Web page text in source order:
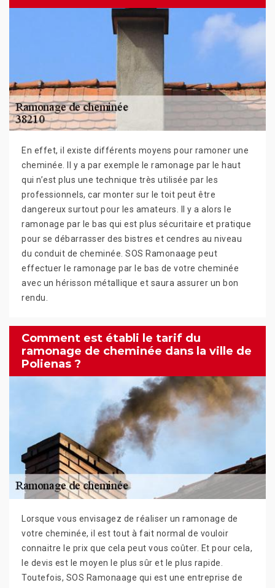
En effet, il existe différents moyens pour ramoner une
cheminée. Il y a par exemple le ramonage par le haut
qui n’est plus une technique très utilisée par les
professionnels, car monter sur le toit peut être
dangereux surtout pour les amateurs. Il y a alors le
ramonage par le bas qui est plus sécuritaire et pratique
pour se débarrasser des bistres et cendres au niveau
du conduit de cheminée. SOS Ramonaage peut
effectuer le ramonage par le bas de votre cheminée
avec un hérisson métallique et saura assurer un bon
rendu.
Comment est établi le tarif du
ramonage de cheminée dans la ville de
Polienas ?
Lorsque vous envisagez de réaliser un ramonage de
votre cheminée, il est tout à fait normal de vouloir
connaitre le prix que cela peut vous coûter. Et pour cela,
le devis est le moyen le plus sûr et le plus rapide.
Toutefois, SOS Ramonaage qui est une entreprise de